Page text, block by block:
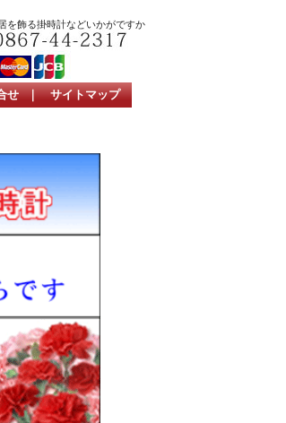
を飾る掛時計などいかがですか
せ ｜ サイトマップ